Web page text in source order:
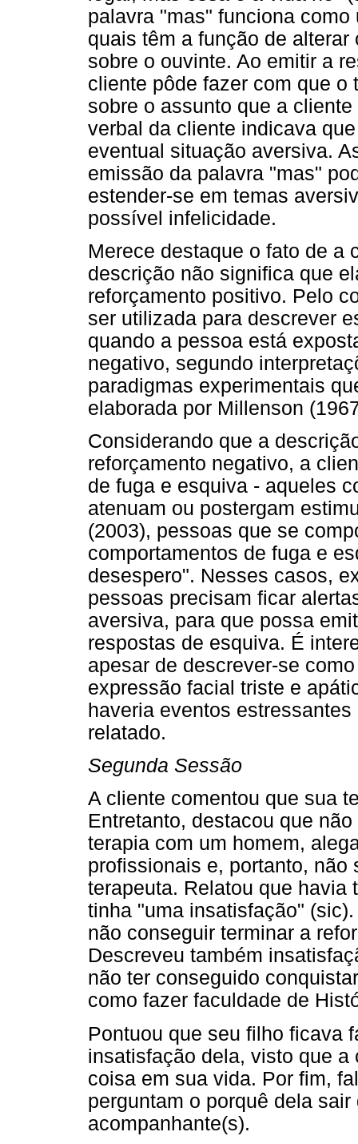
palavra "mas" funciona
quais têm a função de
sobre o ouvinte. Ao emitir a
cliente pôde fazer com que o
sobre o assunto que a
verbal da cliente indicava
eventual situação aversiva.
emissão da palavra "mas"
estender-se em temas
possível infelicidade.
Merece destaque o fato de a
descrição não significa que
reforçamento positivo. Pelo
ser utilizada para descrever
quando a pessoa está
negativo, segundo
paradigmas experimentais
elaborada por Millenson
Considerando que a
reforçamento negativo, a
de fuga e esquiva - aqueles
atenuam ou postergam
(2003), pessoas que se
comportamentos de fuga e
desespero". Nesses casos,
pessoas precisam ficar
aversiva, para que possa
respostas de esquiva. É
apesar de descrever-se
expressão facial triste e
haveria eventos
relatado.
Segunda Sessão
A cliente comentou que sua
Entretanto, destacou que
terapia com um homem,
profissionais e, portanto,
terapeuta. Relatou que havia
tinha "uma insatisfação"
não conseguir terminar a
Descreveu também
não ter conseguido
como fazer faculdade de
Pontuou que seu filho ficava
insatisfação dela, visto que
coisa em sua vida. Por fim,
perguntam o porquê dela
acompanhante(s).